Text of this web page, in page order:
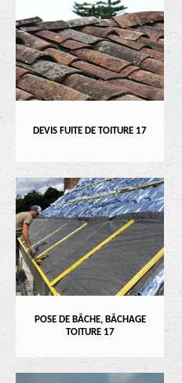
DEVIS FUITE DE TOITURE 17
POSE DE BÂCHE, BÂCHAGE
TOITURE 17